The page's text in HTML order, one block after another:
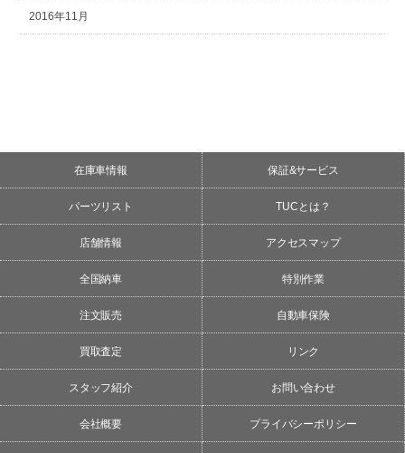
2016年11月
在庫車情報 保証&サービス
パーツリスト TUCとは？
店舗情報 アクセスマップ
全国納車 特別作業
注文販売 自動車保険
買取査定 リンク
スタッフ紹介 お問い合わせ
会社概要 プライバシーポリシー